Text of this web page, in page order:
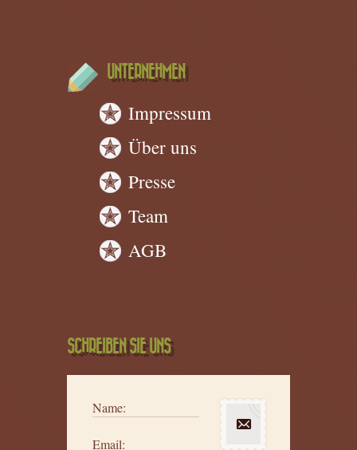
UNTERNEHMEN
Impressum
Über uns
Presse
Team
AGB
SCHREIBEN SIE UNS
Name:
Email: